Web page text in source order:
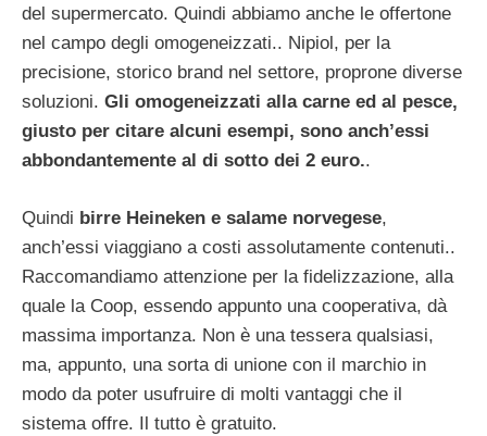
del supermercato. Quindi abbiamo anche le offertone
nel campo degli omogeneizzati.. Nipiol, per la
precisione, storico brand nel settore, proprone diverse
soluzioni. Gli omogeneizzati alla carne ed al pesce,
giusto per citare alcuni esempi, sono anch’essi
abbondantemente al di sotto dei 2 euro..
Quindi birre Heineken e salame norvegese,
anch’essi viaggiano a costi assolutamente contenuti..
Raccomandiamo attenzione per la fidelizzazione, alla
quale la Coop, essendo appunto una cooperativa, dà
massima importanza. Non è una tessera qualsiasi,
ma, appunto, una sorta di unione con il marchio in
modo da poter usufruire di molti vantaggi che il
sistema offre. Il tutto è gratuito.